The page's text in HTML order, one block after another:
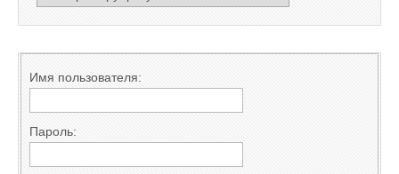
Имя пользователя:
Пароль: